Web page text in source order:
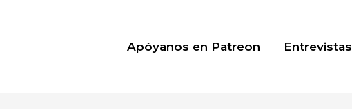
Apóyanos en Patreon Entrevistas